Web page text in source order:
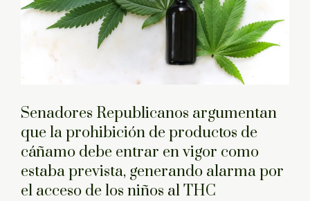
Senadores Republicanos argumentan
que la prohibición de productos de
cáñamo debe entrar en vigor como
estaba prevista, generando alarma por
el acceso de los niños al THC